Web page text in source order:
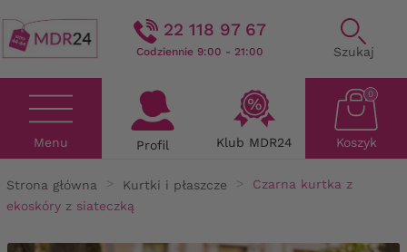
22 118 97 67
Codziennie 9:00 - 21:00 Szukaj
Menu Profil Klub MDR24 Koszyk
0
Strona główna Kurtki i płaszcze
Czarna kurtka z
ekoskóry z siateczką